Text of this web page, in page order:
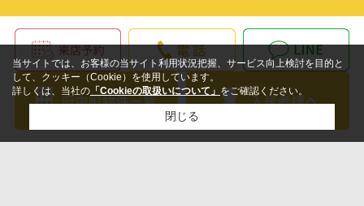
当サイトでは、お客様の当サイト利用状況把握、サービス向上検討を目的と
して、クッキー（Cookie）を使用しています。
詳しくは、当社の 「Cookieの取扱いについて」 をご確認ください。
閉じる